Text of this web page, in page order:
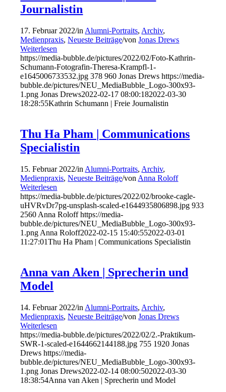
Journalistin
17. Februar 2022/in Alumni-Portraits, Archiv,
Medienpraxis,Neueste Beiträge/vonJonas Drews
Weiterlesen
https://media-bubble.de/pictures/2022/02/Foto-Kathrin-
Schumann-Fotografin-Theresa-Krampfl-1-
e1645006733532.jpg 378 960 Jonas Drews https://media-
bubble.de/pictures/NEU_MediaBubble_Logo-300x93-
1.png Jonas Drews2022-02-17 08:00:182022-03-30
18:28:55Kathrin Schumann | Freie Journalistin
Thu Ha Pham | Communications
Specialistin
15. Februar 2022/in Alumni-Portraits, Archiv,
Medienpraxis,Neueste Beiträge/von Anna Roloff
Weiterlesen
https://media-bubble.de/pictures/2022/02/brooke-cagle-
uHVRvDr7pg-unsplash-scaled-e1644935806898.jpg 933
2560 Anna Roloff https://media-
bubble.de/pictures/NEU_MediaBubble_Logo-300x93-
1.png Anna Roloff2022-02-15 15:40:552022-03-01
11:27:01Thu Ha Pham | Communications Specialistin
Anna van Aken | Sprecherin und
Model
14. Februar 2022/in Alumni-Portraits, Archiv,
Medienpraxis,Neueste Beiträge/vonJonas Drews
Weiterlesen
https://media-bubble.de/pictures/2022/02/2.-Praktikum-
SWR-1-scaled-e1644662144188.jpg 755 1920 Jonas
Drews https://media-
bubble.de/pictures/NEU_MediaBubble_Logo-300x93-
1.png Jonas Drews2022-02-14 08:00:502022-03-30
18:38:54Anna van Aken | Sprecherin und Model